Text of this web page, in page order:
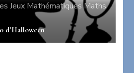
Jeux MathématiquesMaths
d’Halloween